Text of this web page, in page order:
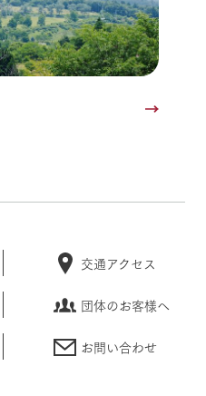
交通アクセス
団体のお客様へ
お問い合わせ